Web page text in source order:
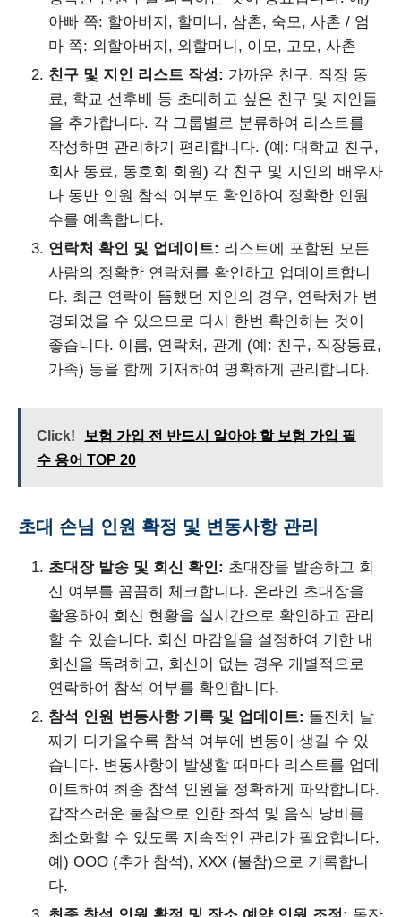
아빠 쪽: 할아버지, 할머니, 삼촌, 숙모, 사촌 / 엄
마 쪽: 외할아버지, 외할머니, 이모, 고모, 사촌
친구 및 지인 리스트 작성: 가까운 친구, 직장 동
료, 학교 선후배 등 초대하고 싶은 친구 및 지인들
을 추가합니다. 각 그룹별로 분류하여 리스트를
작성하면 관리하기 편리합니다. (예: 대학교 친구,
회사 동료, 동호회 회원) 각 친구 및 지인의 배우자
나 동반 인원 참석 여부도 확인하여 정확한 인원
수를 예측합니다.
연락처 확인 및 업데이트: 리스트에 포함된 모든
사람의 정확한 연락처를 확인하고 업데이트합니
다. 최근 연락이 뜸했던 지인의 경우, 연락처가 변
경되었을 수 있으므로 다시 한번 확인하는 것이
좋습니다. 이름, 연락처, 관계 (예: 친구, 직장동료,
가족) 등을 함께 기재하여 명확하게 관리합니다.
Click!
보험 가입 전 반드시 알아야 할 보험 가입 필
수 용어 TOP 20
초대 손님 인원 확정 및 변동사항 관리
초대장 발송 및 회신 확인: 초대장을 발송하고 회
신 여부를 꼼꼼히 체크합니다. 온라인 초대장을
활용하여 회신 현황을 실시간으로 확인하고 관리
할 수 있습니다. 회신 마감일을 설정하여 기한 내
회신을 독려하고, 회신이 없는 경우 개별적으로
연락하여 참석 여부를 확인합니다.
참석 인원 변동사항 기록 및 업데이트: 돌잔치 날
짜가 다가올수록 참석 여부에 변동이 생길 수 있
습니다. 변동사항이 발생할 때마다 리스트를 업데
이트하여 최종 참석 인원을 정확하게 파악합니다.
갑작스러운 불참으로 인한 좌석 및 음식 낭비를
최소화할 수 있도록 지속적인 관리가 필요합니다.
예) OOO (추가 참석), XXX (불참)으로 기록합니
다.